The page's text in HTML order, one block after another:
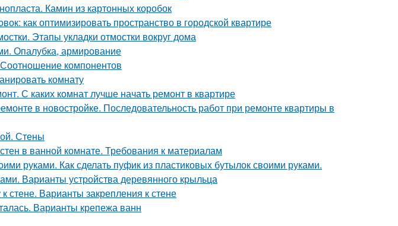
Камин из картонных коробок
как оптимизировать пространство в городской квартире
Этапы укладки отмостки вокруг дома
Опалубка, армирование
компонентов
комнату
С каких комнат лучше начать ремонт в квартире
в новостройке. Последовательность работ при ремонте квартиры в
Стены
в ванной комнате. Требования к материалам
руками. Как сделать пуфик из пластиковых бутылок своими руками.
Варианты устройства деревянного крыльца
стене. Варианты закрепления к стене
Варианты крепежа ванн